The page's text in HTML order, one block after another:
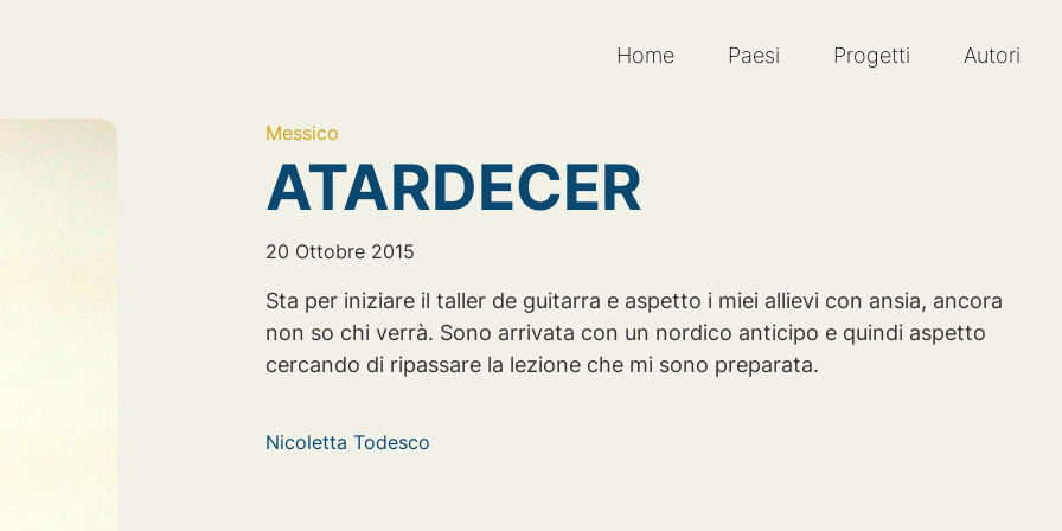
Home Paesi Progetti Autori
Messico
ATARDECER
20 Ottobre 2015
Sta per iniziare il taller de guitarra e aspetto i miei allievi con ansia, ancora
non so chi verrà. Sono arrivata con un nordico anticipo e quindi aspetto
cercando di ripassare la lezione che mi sono preparata.
Nicoletta Todesco